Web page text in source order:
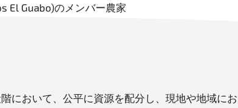
El Guabo)のメンバー農家
において、公平に資源を配分し、現地や地域にお